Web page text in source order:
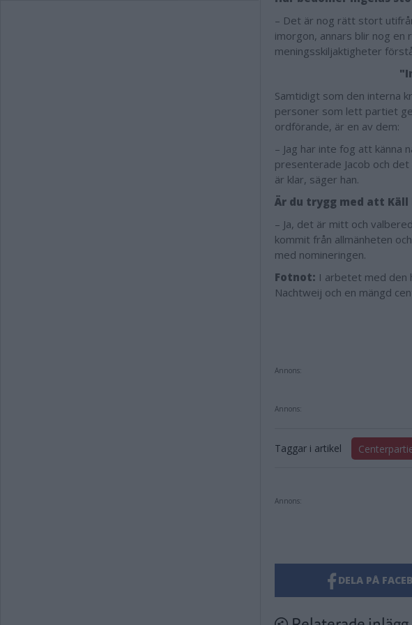
– Det är nog rätt stort
imorgon, annars blir nog
meningsskiljaktigheter
Samtidigt som den interna
personer som lett partiet
ordförande, är en av dem:
– Jag har inte fog att känna
presenterade Jacob och
är klar, säger han.
Är du trygg med att
– Ja, det är mitt och
kommit från allmänheten
med nomineringen.
Fotnot: I arbetet med den
Nachtweij och en mängd
Annons:
Annons:
Taggar i artikel
Annons:
DELA PÅ